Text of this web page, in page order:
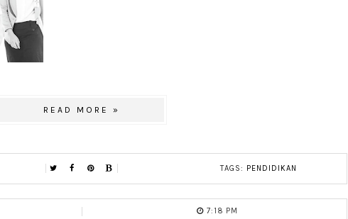
READ MORE »
TAGS: PENDIDIKAN
7:18 PM